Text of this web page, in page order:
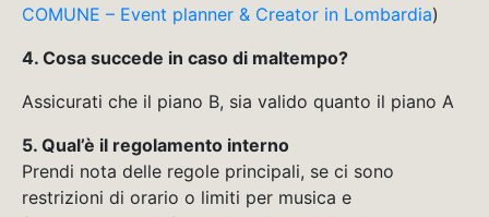
COMUNE – Event planner & Creator in Lombardia)
4. Cosa succede in caso di maltempo?
Assicurati che il piano B, sia valido quanto il piano A
5. Qual’è il regolamento interno
Prendi nota delle regole principali, se ci sono
restrizioni di orario o limiti per musica e